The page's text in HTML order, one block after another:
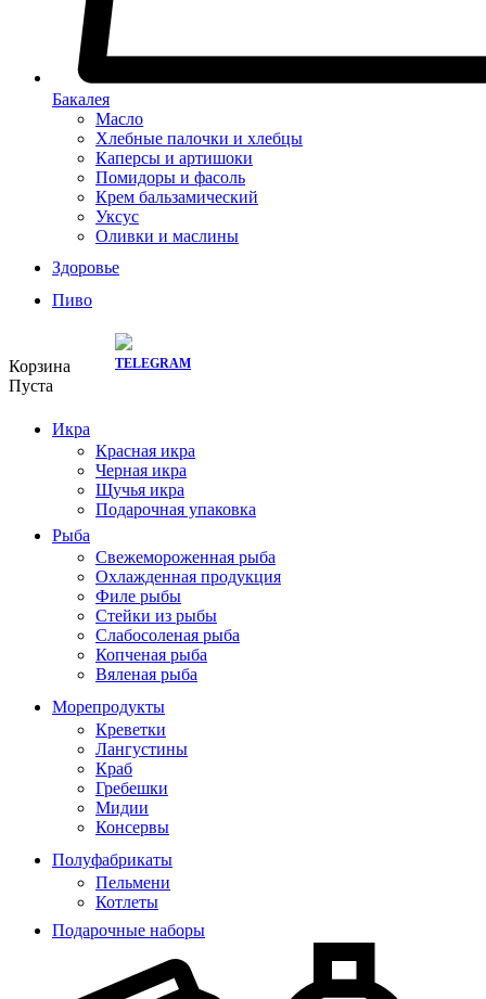
Бакалея
Масло
Хлебные палочки и хлебцы
Каперсы и артишоки
Помидоры и фасоль
Крем бальзамический
Уксус
Оливки и маслины
Здоровье
Пиво
Корзина
Пуста
Икра
Красная икра
Черная икра
Щучья икра
Подарочная упаковка
Рыба
Свежемороженная рыба
Охлажденная продукция
Филе рыбы
Стейки из рыбы
Слабосоленая рыба
Копченая рыба
Вяленая рыба
Морепродукты
Креветки
Лангустины
Краб
Гребешки
Мидии
Консервы
Полуфабрикаты
Пельмени
Котлеты
Подарочные наборы